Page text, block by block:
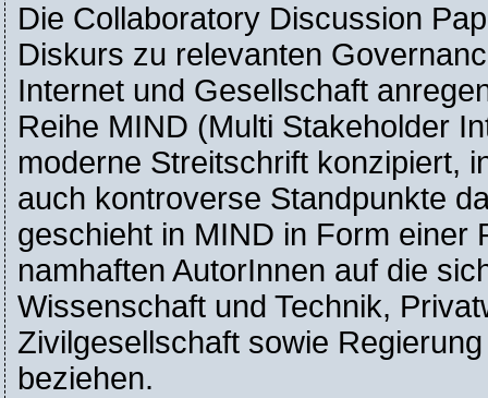
Die Collaboratory Discussion
Diskurs zu relevanten
Internet und Gesellschaft
Reihe MIND (Multi Stakeholder
moderne Streitschrift konzipiert,
auch kontroverse Standpunkte
geschieht in MIND in Form einer
namhaften AutorInnen auf die
Wissenschaft und Technik,
Zivilgesellschaft sowie
beziehen.